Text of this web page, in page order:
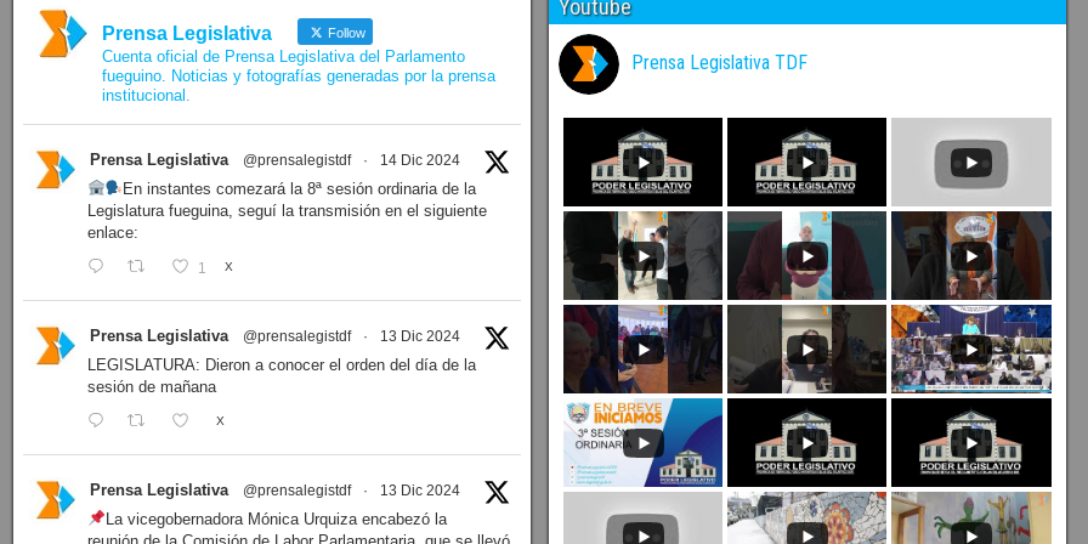
Prensa Legislativa Follow
Cuenta oficial de Prensa Legislativa del Parlamento
fueguino. Noticias y fotografías generadas por la prensa
institucional.
Prensa Legislativa @prensalegistdf · 14 Dic 2024
En instantes comezará la 8ª sesión ordinaria de la
Legislatura fueguina, seguí la transmisión en el siguiente
enlace:
1 X
Prensa Legislativa @prensalegistdf · 13 Dic 2024
LEGISLATURA: Dieron a conocer el orden del día de la
sesión de mañana
X
Prensa Legislativa @prensalegistdf · 13 Dic 2024
La vicegobernadora Mónica Urquiza encabezó la
Youtube
Prensa Legislativa TDF